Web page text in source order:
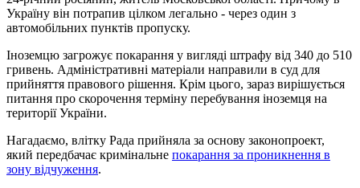
Україну він потрапив цілком легально - через один з
автомобільних пунктів пропуску.
Іноземцю загрожує покарання у вигляді штрафу від 340 до 510
гривень. Адміністративні матеріали направили в суд для
прийняття правового рішення. Крім цього, зараз вирішується
питання про скорочення терміну перебування іноземця на
території України.
Нагадаємо, влітку Рада прийняла за основу законопроект,
який передбачає кримінальне покарання за проникнення в
зону відчуження.